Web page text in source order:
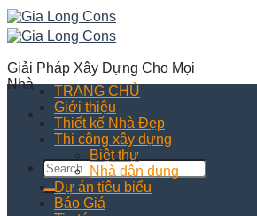
Skip
to
content
Giải Pháp Xây Dựng Cho Mọi
Nhà
TRANG CHỦ
Giới thiệu
Thiết kế Nhà Đẹp
Thi công xây dựng
Biệt thự
Nhà dân dụng
Dự án tiêu biểu
Báo Giá